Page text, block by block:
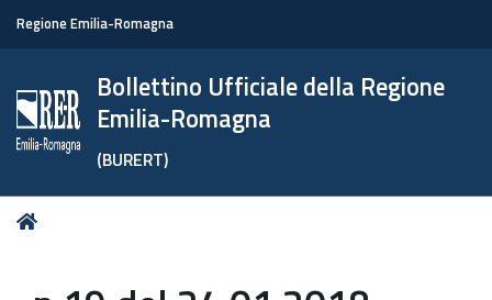
Regione Emilia-Romagna
Bollettino Ufficiale della Regione
Emilia-Romagna
(BURERT)
Tu